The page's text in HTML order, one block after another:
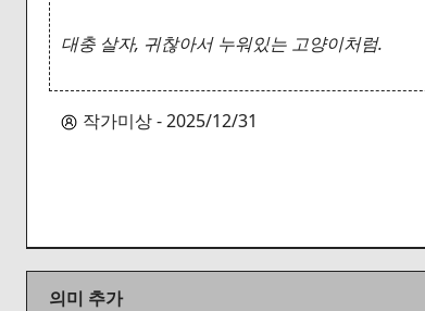
대충 살자, 귀찮아서 누워있는 고양이처럼.
작가미상 - 2025/12/31
의미 추가